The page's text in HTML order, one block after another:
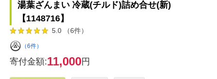
湯葉ざんまい 冷蔵(チルド)詰め合せ(新)
【1148716】
5.0 （6件）
（6件）
寄付金額:11,000円